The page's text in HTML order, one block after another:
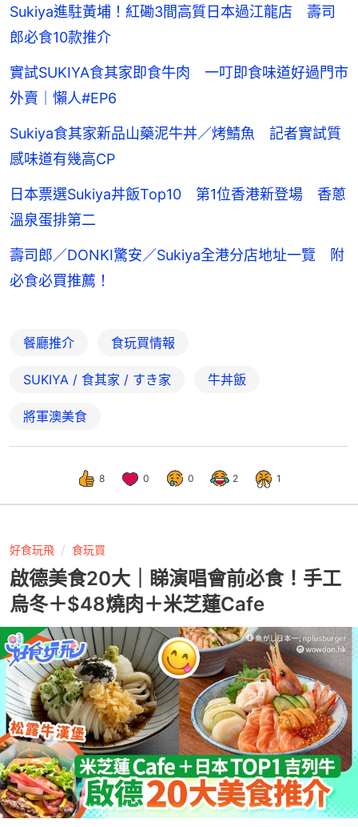
Sukiya進駐黃埔！紅磡3間高質日本過江龍店 壽司
郎必食10款推介
實試SUKIYA食其家即食牛肉 一叮即食味道好過門市
外賣｜懶人#EP6
Sukiya食其家新品山藥泥牛丼／烤鯖魚 記者實試質
感味道有幾高CP
日本票選Sukiya丼飯Top10 第1位香港新登場 香蔥
溫泉蛋排第二
壽司郎／DONKI驚安／Sukiya全港分店地址一覽 附
必食必買推薦！
餐廳推介 食玩買情報
SUKIYA / 食其家 / すき家 牛丼飯
將軍澳美食
8 0 0 2 1
好食玩飛 食玩買
啟德美食20大｜睇演唱會前必食！手工
烏冬＋$48燒肉＋米芝蓮Cafe